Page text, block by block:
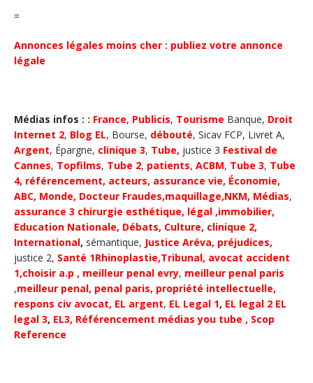
=
Annonces légales moins cher : publiez votre annonce
légale
Médias infos : : France, Publicis, Tourisme Banque, Droit
Internet 2, Blog EL, Bourse, débouté, Sicav FCP, Livret A,
Argent, Épargne, clinique 3, Tube, justice 3 Festival de
Cannes, Topfilms, Tube 2, patients, ACBM, Tube 3, Tube
4, référencement, acteurs, assurance vie, Économie,
ABC, Monde, Docteur Fraudes,maquillage,NKM, Médias,
assurance 3 chirurgie esthétique, légal ,immobilier,
Education Nationale, Débats, Culture, clinique 2,
International, sémantique, Justice Aréva, préjudices,
justice 2, Santé 1Rhinoplastie,Tribunal, avocat accident
1,choisir a.p , meilleur penal evry, meilleur penal paris
,meilleur penal, penal paris, propriété intellectuelle,
respons civ avocat, EL argent, EL Legal 1, EL legal 2 EL
legal 3, EL3, Référencement médias you tube , Scop
Reference